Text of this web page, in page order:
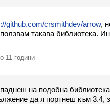
github.com/crsmithdev/arrow,
такава библиотека.
11 години
на подобна
да я портнеш към